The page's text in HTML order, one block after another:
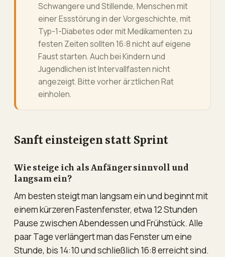
Schwangere und Stillende, Menschen mit
einer Essstörung in der Vorgeschichte, mit
Typ-1-Diabetes oder mit Medikamenten zu
festen Zeiten sollten 16:8 nicht auf eigene
Faust starten. Auch bei Kindern und
Jugendlichen ist Intervallfasten nicht
angezeigt. Bitte vorher ärztlichen Rat
einholen.
Sanft einsteigen statt Sprint
Wie steige ich als Anfänger sinnvoll und
langsam ein?
Am besten steigt man langsam ein und beginnt mit
einem kürzeren Fastenfenster, etwa 12 Stunden
Pause zwischen Abendessen und Frühstück. Alle
paar Tage verlängert man das Fenster um eine
Stunde, bis 14:10 und schließlich 16:8 erreicht sind.